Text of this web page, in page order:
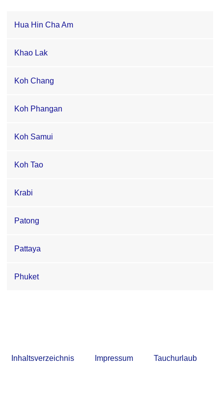
Hua Hin Cha Am
Khao Lak
Koh Chang
Koh Phangan
Koh Samui
Koh Tao
Krabi
Patong
Pattaya
Phuket
Inhaltsverzeichnis Impressum Tauchurlaub